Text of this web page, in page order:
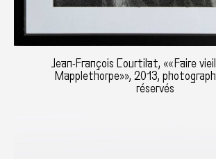
Jean-François Courtilat, «« Faire
Mapplethorpe»», 2013,
réservés